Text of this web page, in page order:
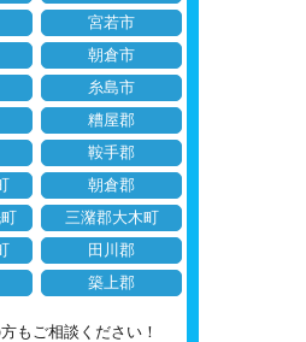
宮若市
朝倉市
糸島市
糟屋郡
鞍手郡
朝倉郡
三潴郡大木町
田川郡
築上郡
もご相談ください！